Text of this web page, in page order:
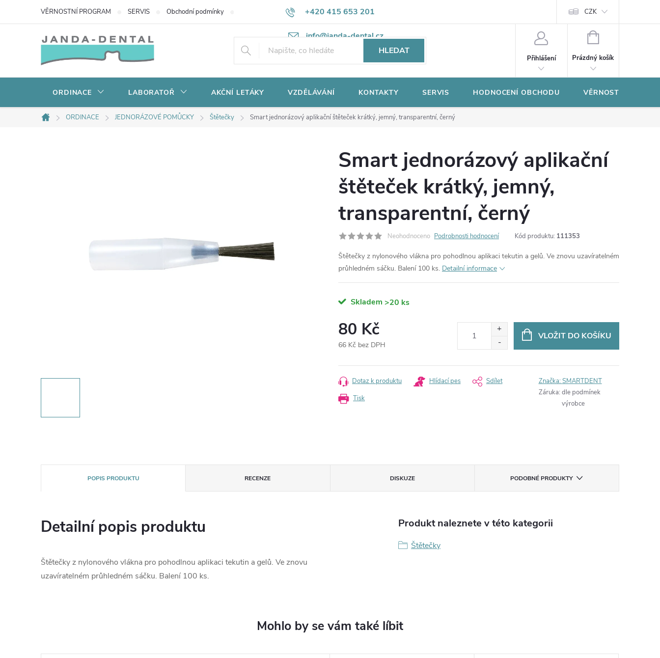
+420 415 653 201
info@janda-dental.cz
VĚRNOSTNÍ PROGRAM SERVIS Obchodní podmínky Potřebujete poradit? Ochrana osobních údajů CZK
HLEDAT
Přihlášení
NÁKUPNÍ
Prázdný košík
ORDINACE LABORATOŘ AKČNÍ LETÁKY VZDĚLÁVÁNÍ KONTAKTY SERVIS HODNOCENÍ OBCHODU VĚRNOSTNÍ
Domů
ORDINACE JEDNORÁZOVÉ POMŮCKY Štětečky Smart jednorázový aplikační štěteček krátký, jemný, transparentní, černý
Smart jednorázový aplikační
štěteček krátký, jemný,
transparentní, černý
Neohodnoceno Podrobnosti hodnocení Kód produktu: 111353
Štětečky z nylonového vlákna pro pohodlnou aplikaci tekutin a gelů. Ve znovu uzavíratelném
průhledném sáčku. Balení 100 ks. Detailní informace
Skladem >20 ks
80 Kč
66 Kč bez DPH
cena:
VLOŽIT DO KOŠÍKU
Tisk
Dotaz k produktu Hlídací pes Sdílet Značka:SMARTDENT
Záruka: dle podmínek
výrobce
POPIS PRODUKTU RECENZE DISKUZE PODOBNÉ PRODUKTY
Detailní popis produktu
Štětečky z nylonového vlákna pro pohodlnou aplikaci tekutin a gelů. Ve znovu
uzavíratelném průhledném sáčku. Balení 100 ks.
Produkt naleznete v této kategorii
Štětečky